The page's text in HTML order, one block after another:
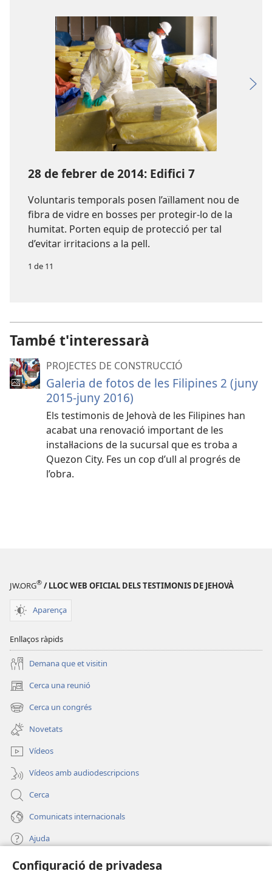
Configuració de privadesa
28 de febrer de 2014: Edifici 7
Voluntaris temporals posen l’aïllament nou de
fibra de vidre en bosses per protegir-lo de la
humitat. Porten equip de protecció per tal
d’evitar irritacions a la pell.
1 de 11
També t'interessarà
PROJECTES DE CONSTRUCCIÓ
Galeria de fotos de les Filipines 2 (juny
2015-juny 2016)
Els testimonis de Jehovà de les Filipines han
acabat una renovació important de les
instal·lacions de la sucursal que es troba a
Quezon City. Fes un cop d’ull al progrés de
l’obra.
JW.ORG® / LLOC WEB OFICIAL DELS TESTIMONIS DE JEHOVÀ
Aparença
Enllaços ràpids
Demana que et visitin
Cerca una reunió
(obre
una
finestra
nova)
Cerca un congrés
(obre
una
finestra
nova)
Novetats
Vídeos
Vídeos amb audiodescripcions
Cerca
Comunicats internacionals
Ajuda